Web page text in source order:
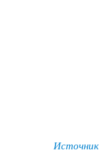
Источник